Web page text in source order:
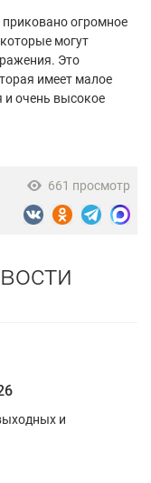
огромное
могут
Это
имеет малое
и очень высокое
661 просмотр
и